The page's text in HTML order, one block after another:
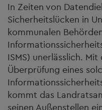
In Zeiten von
Sicherheitslücken in
kommunalen
ISMS) unerlässlich.
Überprüfung eines
kommt das
seinen Außenstellen